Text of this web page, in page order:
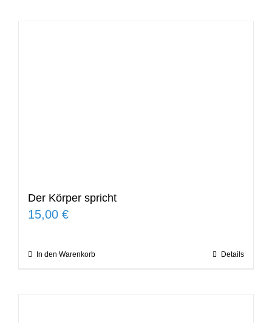
Der Körper spricht
15,00 €
In den Warenkorb Details